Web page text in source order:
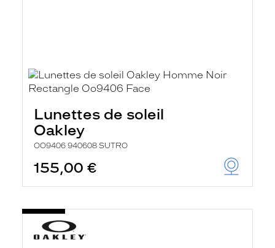
Lunettes de soleil
Oakley
OO9406 940608 SUTRO
155,00 €